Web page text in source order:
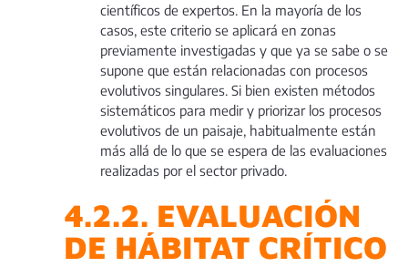
científicos de expertos. En la mayoría de los
casos, este criterio se aplicará en zonas
previamente investigadas y que ya se sabe o se
supone que están relacionadas con procesos
evolutivos singulares. Si bien existen métodos
sistemáticos para medir y priorizar los procesos
evolutivos de un paisaje, habitualmente están
más allá de lo que se espera de las evaluaciones
realizadas por el sector privado.
4.2.2. EVALUACIÓN
DE HÁBITAT CRÍTICO